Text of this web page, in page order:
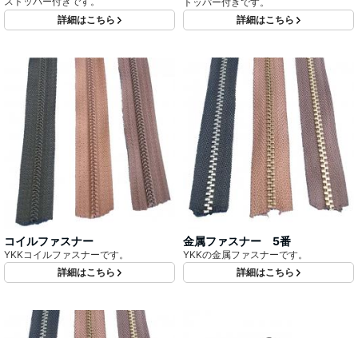
詳細はこちら
詳細はこちら
コイルファスナー
YKKコイルファスナーです。
詳細はこちら
金属ファスナー 5番
YKKの金属ファスナーです。
詳細はこちら